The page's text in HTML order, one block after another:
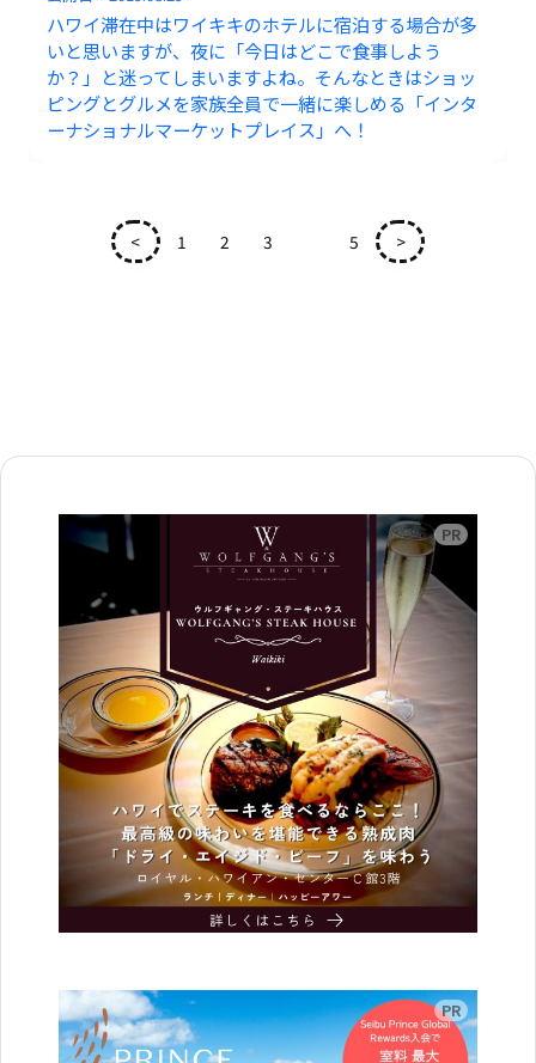
ハワイ滞在中はワイキキのホテルに宿泊する場合が多
いと思いますが、夜に「今日はどこで食事しよう
か？」と迷ってしまいますよね。そんなときはショッ
ピングとグルメを家族全員で一緒に楽しめる「インタ
ーナショナルマーケットプレイス」へ！
< 1 2 3 5 >
広告
広告